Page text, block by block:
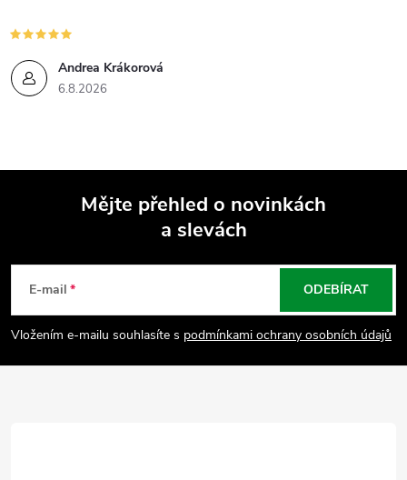
Andrea Krákorová
6.8.2026
p
a
Mějte přehled o novinkách
a slevách
E-mail
Vložením e-mailu souhlasíte s podmínkami ochrany osobních údajů
ODEBÍRAT